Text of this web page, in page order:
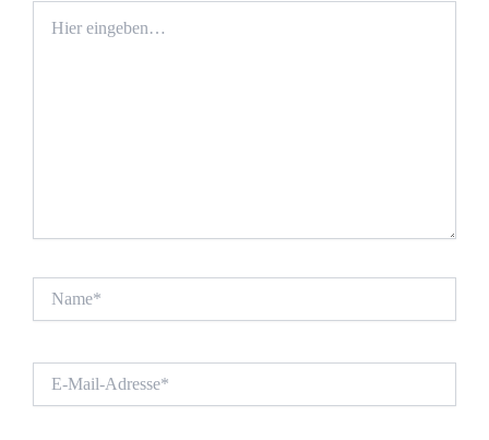
eingeben…
Mail-